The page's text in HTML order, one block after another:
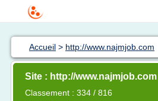
Accueil > http://www.najmjob.com
Site : http://www.najmjob.com
Classement : 334 / 816